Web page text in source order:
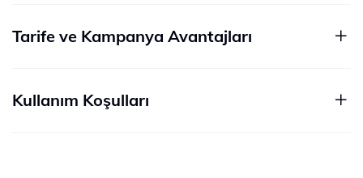
Tarife ve Kampanya Avantajları
Kullanım Koşulları